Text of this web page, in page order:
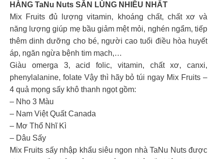
HÀNG TaNu Nuts SĂN LÙNG NHIỀU NHẤT
Mix Fruits đủ lượng vitamin, khoáng chất, chất xơ và
năng lượng giúp mẹ bầu giảm mệt mỏi, nghén ngẩm, tiếp
thêm dinh dưỡng cho bé, người cao tuổi điều hòa huyết
áp, ngăn ngừa bệnh tim mạch,…
Giàu omerga 3, acid folic, vitamin, chất xơ, canxi,
phenylalanine, folate Vậy thì hãy bỏ túi ngay Mix Fruits –
4 quả mọng sấy khô thanh ngọt gồm:
– Nho 3 Màu
– Nam Việt Quất Canada
– Mơ Thổ Nhĩ Kì
– Dâu Sấy
Mix Fruits sấy nhập khẩu siêu ngon nhà TaNu Nuts được